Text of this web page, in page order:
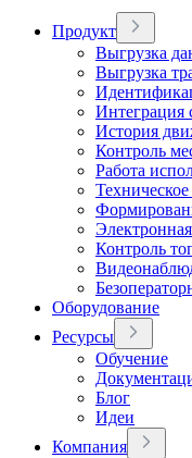
Продукт
Выгрузка
Выгрузка
Интеграция
История
Контроль
Работа
Контроль
Оборудование
Ресурсы
Обучение
Блог
Идеи
Компания